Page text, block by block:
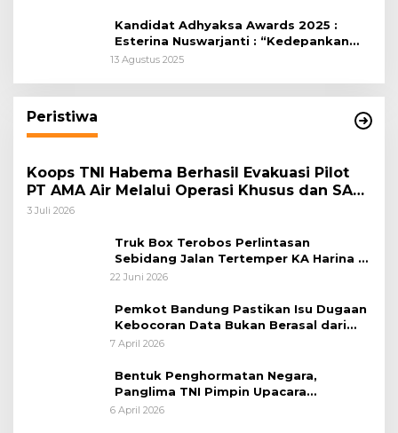
Kandidat Adhyaksa Awards 2025 :
Esterina Nuswarjanti : “Kedepankan
Keadilan Restoratif Wujudkan
13 Agustus 2025
Peristiwa
Koops TNI Habema Berhasil Evakuasi Pilot
PT AMA Air Melalui Operasi Khusus dan SAR
Taktis
3 Juli 2026
Truk Box Terobos Perlintasan
Sebidang Jalan Tertemper KA Harina di
Jalan Stasiun Poncol-Jrakah Semarang
22 Juni 2026
Pemkot Bandung Pastikan Isu Dugaan
Kebocoran Data Bukan Berasal dari
Server Disdukcapil
7 April 2026
Bentuk Penghormatan Negara,
Panglima TNI Pimpin Upacara
Pemakaman Militer
6 April 2026